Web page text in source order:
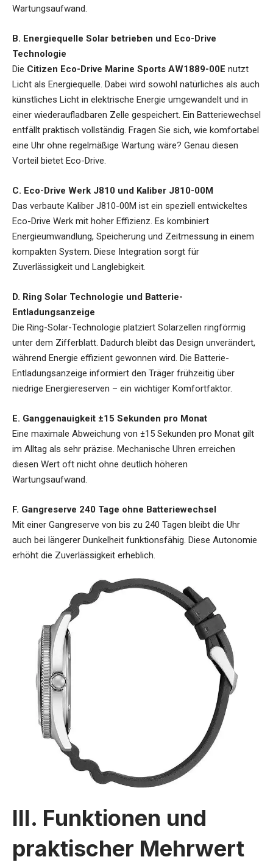
Wartungsaufwand.
B. Energiequelle Solar betrieben und Eco-Drive
Technologie
Die Citizen Eco-Drive Marine Sports AW1889-00E nutzt
Licht als Energiequelle. Dabei wird sowohl natürliches als auch
künstliches Licht in elektrische Energie umgewandelt und in
einer wiederaufladbaren Zelle gespeichert. Ein Batteriewechsel
entfällt praktisch vollständig. Fragen Sie sich, wie komfortabel
eine Uhr ohne regelmäßige Wartung wäre? Genau diesen
Vorteil bietet Eco-Drive.
C. Eco-Drive Werk J810 und Kaliber J810-00M
Das verbaute Kaliber J810-00M ist ein speziell entwickeltes
Eco-Drive Werk mit hoher Effizienz. Es kombiniert
Energieumwandlung, Speicherung und Zeitmessung in einem
kompakten System. Diese Integration sorgt für
Zuverlässigkeit und Langlebigkeit.
D. Ring Solar Technologie und Batterie-
Entladungsanzeige
Die Ring-Solar-Technologie platziert Solarzellen ringförmig
unter dem Zifferblatt. Dadurch bleibt das Design unverändert,
während Energie effizient gewonnen wird. Die Batterie-
Entladungsanzeige informiert den Träger frühzeitig über
niedrige Energiereserven – ein wichtiger Komfortfaktor.
E. Ganggenauigkeit ±15 Sekunden pro Monat
Eine maximale Abweichung von ±15 Sekunden pro Monat gilt
im Alltag als sehr präzise. Mechanische Uhren erreichen
diesen Wert oft nicht ohne deutlich höheren
Wartungsaufwand.
F. Gangreserve 240 Tage ohne Batteriewechsel
Mit einer Gangreserve von bis zu 240 Tagen bleibt die Uhr
auch bei längerer Dunkelheit funktionsfähig. Diese Autonomie
erhöht die Zuverlässigkeit erheblich.
III. Funktionen und
praktischer Mehrwert